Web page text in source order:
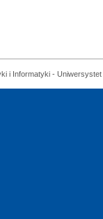
i Informatyki -